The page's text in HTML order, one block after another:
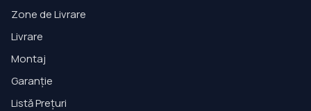
Zone de Livrare
Livrare
Montaj
Garanție
Listă Prețuri